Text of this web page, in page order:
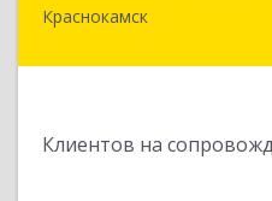
Краснокамск
Клиентов на